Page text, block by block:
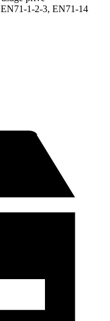
EN71-1-2-3, EN71-14